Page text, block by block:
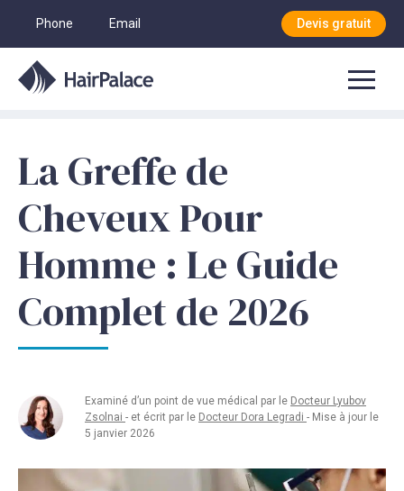
Phone Email Devis gratuit
La Greffe de
Cheveux Pour
Homme : Le Guide
Complet de 2026
Examiné d’un point de vue médical par le Docteur Lyubov
Zsolnai - et écrit par le Docteur Dora Legradi - Mise à jour le
5 janvier 2026